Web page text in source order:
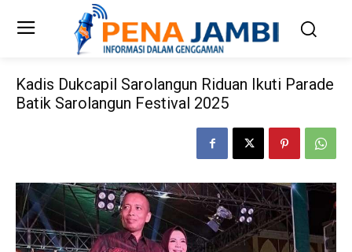
Kadis Dukcapil Sarolangun Riduan Ikuti Parade
Batik Sarolangun Festival 2025